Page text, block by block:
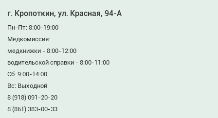
г. Кропоткин, ул. Красная, 94-А
Пн-Пт: 8:00-19:00
Медкомиссия:
медкнижки - 8:00-12:00
водительской справки - 8:00-11:00
Сб: 9:00-14:00
Вс: Выходной
8 (918) 091-20-20
8 (861) 383-00-33